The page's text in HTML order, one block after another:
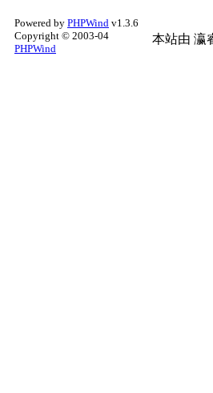
Powered by PHPWind v1.3.6
Copyright © 2003-04
PHPWind
本站由 瀛